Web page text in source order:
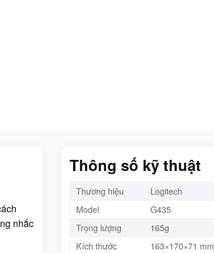
nhắc
Thông số kỹ thuật
Thương hiệu
Logitech
Model
G435
Trọng lượng
165g
Kích thước
163×170×71 mm